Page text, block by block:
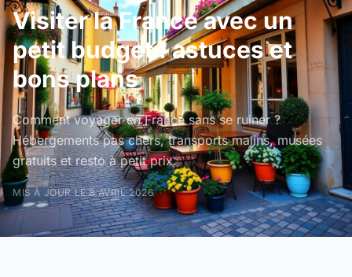
Visiter la France avec un
petit budget : astuces et
bons plans
Comment voyager en France sans se ruiner ?
Hébergements pas chers, transports malins, musées
gratuits et resto à petit prix.
MIS À JOUR LE 8 AVRIL 2026